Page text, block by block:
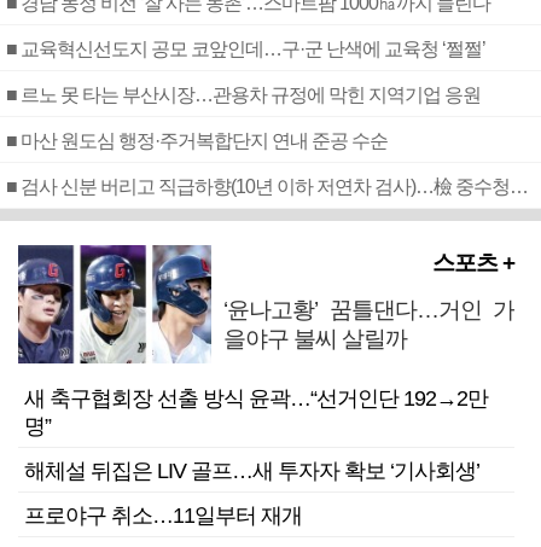
■ 교육혁신선도지 공모 코앞인데…구·군 난색에 교육청 ‘쩔쩔’
■ 르노 못 타는 부산시장…관용차 규정에 막힌 지역기업 응원
■ 마산 원도심 행정·주거복합단지 연내 준공 수순
■ 검사 신분 버리고 직급하향(10년 이하 저연차 검사)…檢 중수청행 기피
스포츠 +
‘윤나고황’ 꿈틀댄다…거인 가
을야구 불씨 살릴까
새 축구협회장 선출 방식 윤곽…“선거인단 192→2만
명”
해체설 뒤집은 LIV 골프…새 투자자 확보 ‘기사회생’
프로야구 취소…11일부터 재개